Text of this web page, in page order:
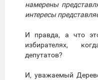
намерены
интересы
И правда, а что
избирателях,
депутатов?
И, уважаемый